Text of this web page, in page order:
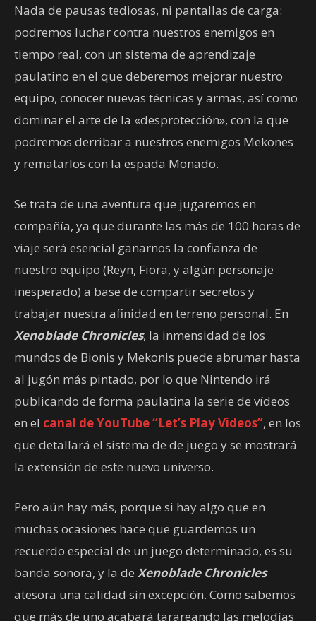
Nada de pausas tediosas, ni pantallas de carga:
podremos luchar contra nuestros enemigos en
tiempo real, con un sistema de aprendizaje
paulatino en el que deberemos mejorar nuestro
equipo, conocer nuevas técnicas y armas, así como
dominar el arte de la «desprotección», con la que
podremos derribar a nuestros enemigos Mekones
y rematarlos con la espada Monado.
Se trata de una aventura que jugaremos en
compañía, ya que durante las más de 100 horas de
viaje será esencial ganarnos la confianza de
nuestro equipo (Reyn, Fiora, y algún personaje
inesperado) a base de compartir secretos y
trabajar nuestra afinidad en terreno personal. En
Xenoblade Chronicles, la inmensidad de los
mundos de Bionis y Mekonis puede abrumar hasta
al jugón más pintado, por lo que Nintendo irá
publicando de forma paulatina la serie de vídeos
en el canal de YouTube “Let’s Play Videos”, en los
que detallará el sistema de de juego y se mostrará
la extensión de este nuevo universo.
Pero aún hay más, porque si hay algo que en
muchas ocasiones hace que guardemos un
recuerdo especial de un juego determinado, es su
banda sonora, y la de Xenoblade Chronicles
atesora una calidad sin excepción. Como sabemos
que más de uno acabará tarareando las melodías